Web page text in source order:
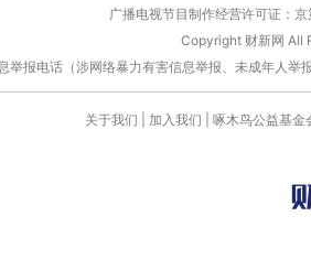
广播电视节目制作经营许可证：
Copyright 财新网 All
举报电话（涉网络暴力有害信息举报、未成年
关于我们 加入我们 啄木鸟公益基金